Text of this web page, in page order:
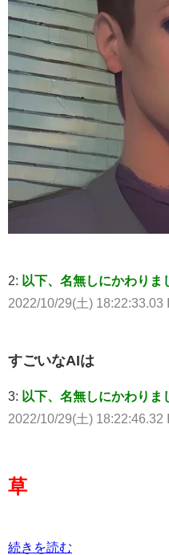
2: 以下、名無しにかわり
2022/10/29(土) 18:22:33.03
すごいなAIは
3: 以下、名無しにかわり
2022/10/29(土)
草
続きを読む